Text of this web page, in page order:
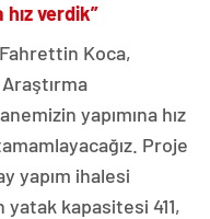
verdik”
Fahrettin Koca,
yapımına hız
Proje
yapım ihalesi
yatak kapasitesi 411,